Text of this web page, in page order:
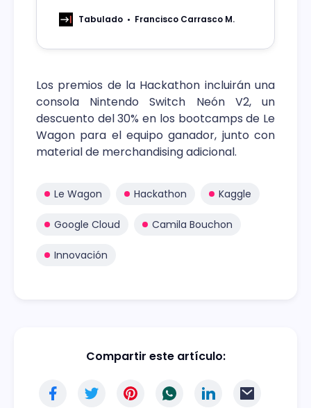
minoristas hasta procesamiento de
Tabulado Francisco Carrasco M.
Los premios de la Hackathon incluirán una
consola Nintendo Switch Neón V2, un
descuento del 30% en los bootcamps de Le
Wagon para el equipo ganador, junto con
material de merchandising adicional.
Le Wagon Hackathon Kaggle
Google Cloud Camila Bouchon
Innovación
Compartir este artículo: